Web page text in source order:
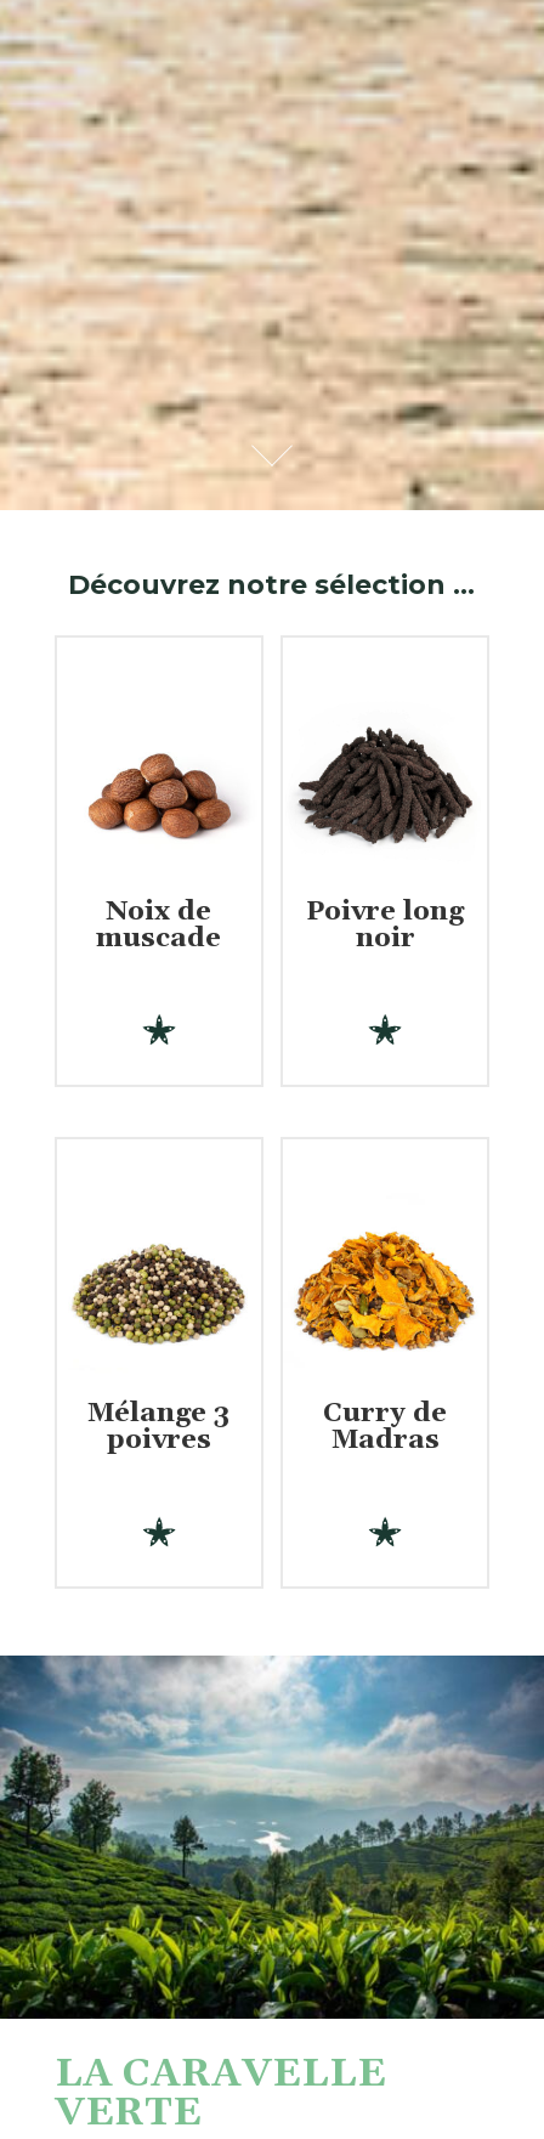
Découvrez notre sélection …
Noix de
muscade
€
Poivre long
noir
€
Mélange 3
poivres
€
Curry de
Madras
€
LA CARAVELLE
VERTE